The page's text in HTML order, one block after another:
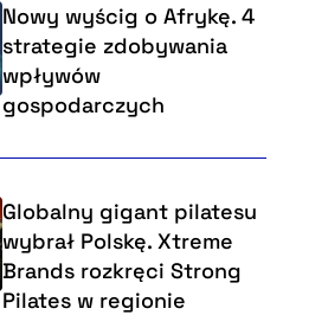
Nowy wyścig o Afrykę. 4
strategie zdobywania
wpływów
gospodarczych
Globalny gigant pilatesu
wybrał Polskę. Xtreme
Brands rozkręci Strong
Pilates w regionie